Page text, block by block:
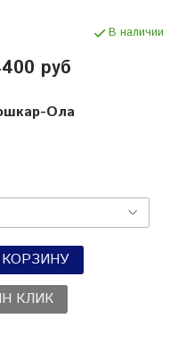
В наличии
руб
Ола
КЛИК